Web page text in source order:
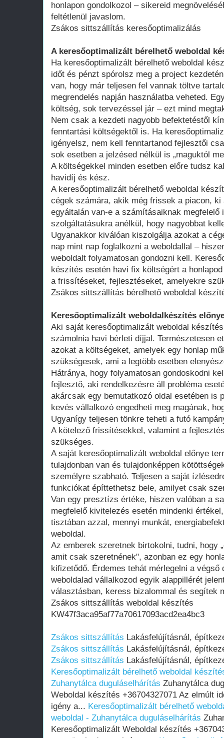
honlapon gondolkozol – sikereid
feltétlenül javaslom.
Zsákos sittszállítás keresőoptimalizálás
A keresőoptimalizált bérelhető weboldal
Ha keresőoptimalizált bérelhető weboldal
időt és pénzt spórolsz meg a project
van, hogy már teljesen fel vannak töltve
megrendelés napján használatba veheted.
költség, sok tervezéssel jár – ezt mind
Nem csak a kezdeti nagyobb befektetéstől
fenntartási költségektől is. Ha
igényelsz, nem kell fenntartanod fejlesztői
sok esetben a jelzésed nélkül is „maguktól
A költségekkel minden esetben előre tudsz
havidíj és kész.
A keresőoptimalizált bérelhető weboldal
cégek számára, akik még frissek a piacon, ki
egyáltalán van-e a számításaiknak megfelelő
szolgáltatásukra anélkül, hogy nagyobbat
Ugyanakkor kiválóan kiszolgálja azokat a
nap mint nap foglalkozni a weboldallal –
weboldalt folyamatosan gondozni kell.
készítés esetén havi fix költségért a
a frissítéseket, fejlesztéseket, amelyekre
Zsákos sittszállítás bérelhető weboldal
Keresőoptimalizált weboldalkészítés
Aki saját keresőoptimalizált weboldal
számolnia havi bérleti díjjal. Természetesen
azokat a költségeket, amelyek egy honlap
szükségesek, ami a legtöbb esetben
Hátránya, hogy folyamatosan gondoskodni
fejlesztő, aki rendelkezésre áll probléma
akárcsak egy bemutatkozó oldal esetében is
kevés vállalkozó engedheti meg magának,
Ugyanígy teljesen tönkre teheti a futó
A kötelező frissítésekkel, valamint a
szükséges.
A saját keresőoptimalizált weboldal előnye
tulajdonban van és tulajdonképpen
személyre szabható. Teljesen a saját
funkciókat építtethetsz bele, amilyet csak
Van egy presztízs értéke, hiszen valóban a
megfelelő kivitelezés esetén mindenki
tisztában azzal, mennyi munkát,
weboldal.
Az emberek szeretnek birtokolni, tudni, hogy
amit csak szeretnének", azonban ez egy
kifizetődő. Érdemes tehát mérlegelni a végső
weboldalad vállalkozod egyik alappillérét
választásban, keress bizalommal és segítek
Zsákos sittszállítás weboldal készítés
KW47f3aca95af77a70617093acd2ea4bc3
Zsákos sittszállítás Lakásfelújításnál,
Zsákos sittszállítás Lakásfelújításnál,
Zsákos sittszállítás Lakásfelújításnál,
Keresőoptimalizált bérelhető weboldal
Zuhanytálca duguláselhárítás Zuhanytálca
Weboldal készítés +36704327071 Az elmúlt
igény a... Keresőoptimalizált bérelhető
weboldal - Zuhanytálca duguláselhárítás
Keresőoptimalizált Weboldal készítés